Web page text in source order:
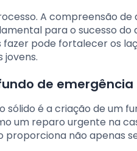
A compreensão
para o sucesso
pode fortalecer os
jovens.
de emergência
é a criação de um
um reparo urgente na
não apenas